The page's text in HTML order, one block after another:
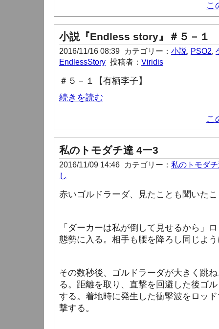
こ
小説『Endless story』＃５－１
2016/11/16 08:39 カテゴリー： 小説, PSO2,
EndlessStory 投稿者： Viridis
＃５－１【有栖李子】
続きを読む
こ
私のトモダチ達 4ー3
2016/11/09 14:46 カテゴリー： 私のトモダ
し
赤いゴルドラーダ、見たことも聞いた
「ダーカーは私が倒して見せるから」
態勢に入る。 相手も腰を降ろし同じよ
その数秒後、ゴルドラーダが大きく跳
る。 距離を取り、直撃を回避した後ゴ
する。着地時に発生した衝撃波をロッ
撃する。